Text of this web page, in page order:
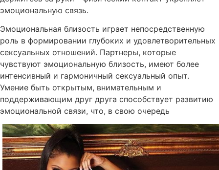
эмоциональную связь.
Эмоциональная близость играет непосредственную
роль в формировании глубоких и удовлетворительных
сексуальных отношений. Партнеры, которые
чувствуют эмоциональную близость, имеют более
интенсивный и гармоничный сексуальный опыт.
Умение быть открытым, внимательным и
поддерживающим друг друга способствует развитию
эмоциональной связи, что, в свою очередь